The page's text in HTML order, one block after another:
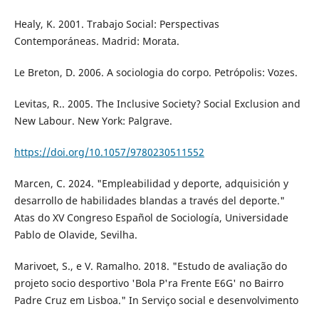
Healy, K. 2001. Trabajo Social: Perspectivas
Contemporáneas. Madrid: Morata.
Le Breton, D. 2006. A sociologia do corpo. Petrópolis: Vozes.
Levitas, R.. 2005. The Inclusive Society? Social Exclusion and
New Labour. New York: Palgrave.
https://doi.org/10.1057/9780230511552
Marcen, C. 2024. "Empleabilidad y deporte, adquisición y
desarrollo de habilidades blandas a través del deporte."
Atas do XV Congreso Español de Sociología, Universidade
Pablo de Olavide, Sevilha.
Marivoet, S., e V. Ramalho. 2018. "Estudo de avaliação do
projeto socio desportivo 'Bola P'ra Frente E6G' no Bairro
Padre Cruz em Lisboa." In Serviço social e desenvolvimento